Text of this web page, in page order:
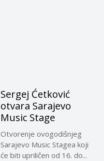
Sergej Ćetković
otvara Sarajevo
Music Stage
Otvorenje ovogodišnjeg
Sarajevo Music Stagea koji
će biti upriličen od 16. do...